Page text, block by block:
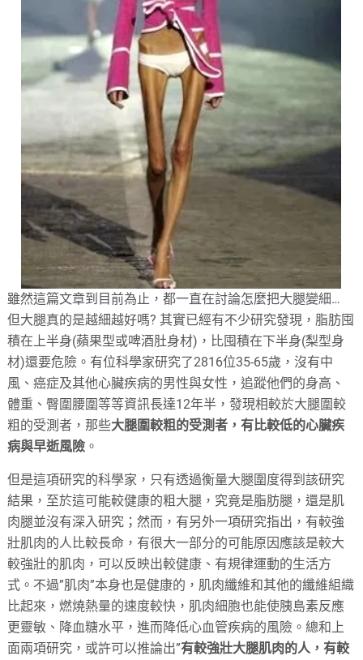
雖然這篇文章到目前為止，都一直在討論怎麼把大腿變細…
但大腿真的是越細越好嗎? 其實已經有不少研究發現，脂肪囤
積在上半身(蘋果型或啤酒肚身材)，比囤積在下半身(梨型身
材)還要危險。有位科學家研究了2816位35-65歲，沒有中
風、癌症及其他心臟疾病的男性與女性，追蹤他們的身高、
體重、臀圍腰圍等等資訊長達12年半，發現相較於大腿圍較
粗的受測者，那些大腿圍較粗的受測者，有比較低的心臟疾
病與早逝風險 。
但是這項研究的科學家，只有透過衡量大腿圍度得到該研究
結果，至於這可能較健康的粗大腿，究竟是脂肪腿，還是肌
肉腿並沒有深入研究；然而，有另外一項研究指出，有較強
壯肌肉的人比較長命，有很大一部分的可能原因應該是較大
較強壯的肌肉，可以反映出較健康、有規律運動的生活方
式。不過”肌肉”本身也是健康的，肌肉纖維和其他的纖維組織
比起來，燃燒熱量的速度較快， 肌肉細胞也能使胰島素反應
更靈敏 、降血糖水平 ，進而降低心血管疾病的風險 。總和上
面兩項研究，或許可以推論出”有較強壯大腿肌肉的人，有較